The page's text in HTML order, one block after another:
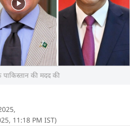
की मदद की
11:18 PM IST)